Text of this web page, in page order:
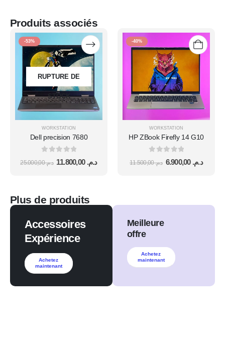
Produits associés
-53%
RUPTURE DE
STOCK
WORKSTATION
Dell precision 7680
sur 5
د.م.25.000,00 د.م. 11.800,00
-40%
WORKSTATION
HP ZBook Firefly 14 G10
sur 5
د.م.11.500,00 د.م. 6.900,00
Plus de produits
Accessoires
Expérience
Achetez
maintenant
Meilleure
offre
Achetez
maintenant